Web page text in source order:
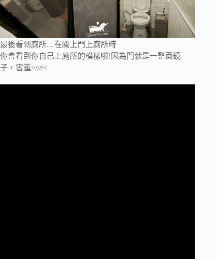
最後看到廁所…在關上門上廁所時
你會看到你自己上廁所的模樣啦!因為門就是一整面鏡
子，害羞>////<